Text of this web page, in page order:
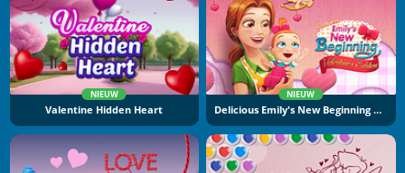
NIEUW
Valentine Hidden Heart
NIEUW
Delicious Emily's New Beginning Valentine's Edition